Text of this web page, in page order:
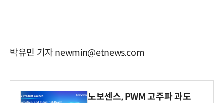
박유민 기자 newmin@etnews.com
노보센스, PWM 고주파 과도